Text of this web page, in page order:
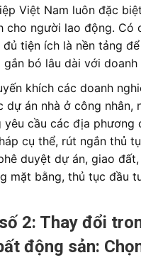
Việt Nam luôn đặc
cho người lao động. Có
tiện ích là nền tảng
bó lâu dài với doanh
khích các doanh
dự án nhà ở công nhân,
yêu cầu các địa phương
cụ thể, rút ngắn thủ
duyệt dự án, giao
mặt bằng, thủ tục đầu
2: Thay đổi
động sản: